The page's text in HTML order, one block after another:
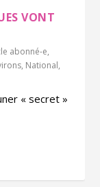
VONT
abonné-e,
, National,
« secret »